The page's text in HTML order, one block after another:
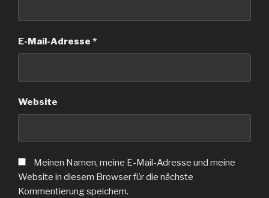
E-Mail-Adresse *
Website
Meinen Namen, meine E-Mail-Adresse und meine
Website in diesem Browser für die nächste
Kommentierung speichern.